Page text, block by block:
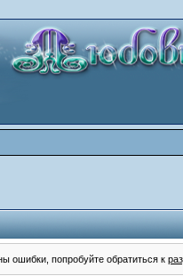
ошибки, попробуйте обратиться к